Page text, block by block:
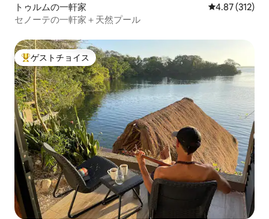
トゥルムの一軒家 レビュー312
4.87 (312)
セノーテの一軒家＋天然プール
大好評のゲストチョイスです。
ゲストチョイス